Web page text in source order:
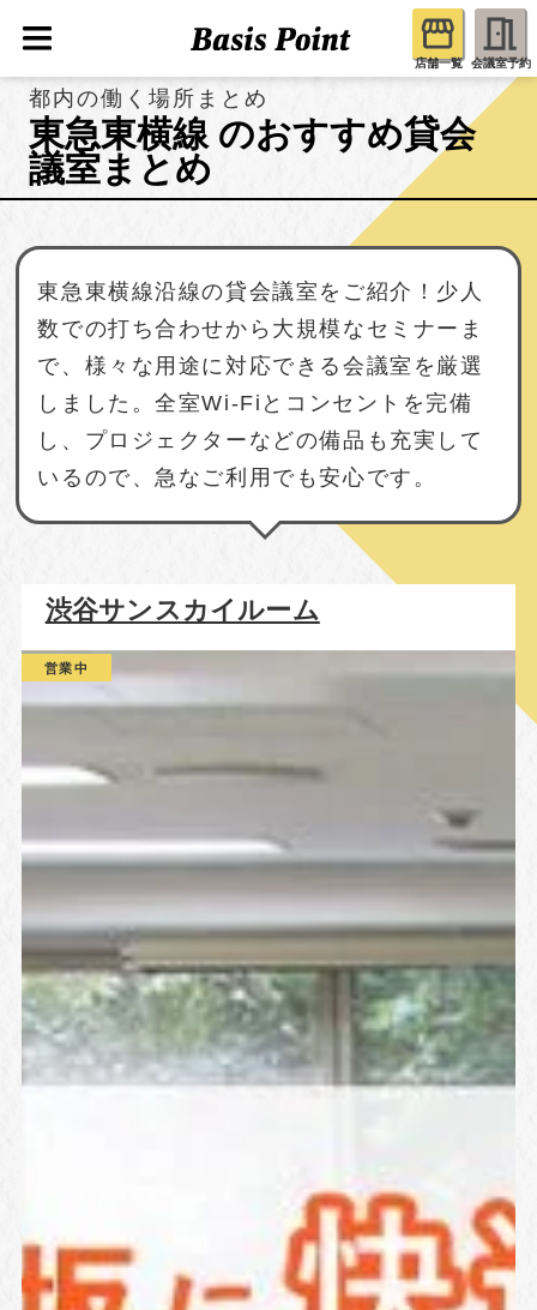
店舗一覧 会議室予約
都内の働く場所まとめ
東急東横線 のおすすめ貸会
議室まとめ
東急東横線沿線の貸会議室をご紹介！少人
数での打ち合わせから大規模なセミナーま
で、様々な用途に対応できる会議室を厳選
しました。全室Wi-Fiとコンセントを完備
し、プロジェクターなどの備品も充実して
いるので、急なご利用でも安心です。
渋谷サンスカイルーム
営業中